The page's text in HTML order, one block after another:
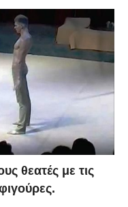
θεατές με τις